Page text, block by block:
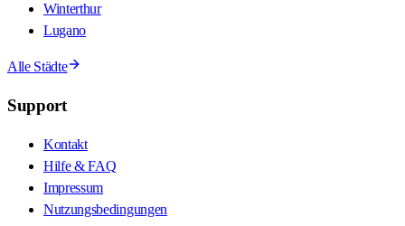
Winterthur
Lugano
Alle Städte
Support
Kontakt
Hilfe & FAQ
Impressum
Nutzungsbedingungen